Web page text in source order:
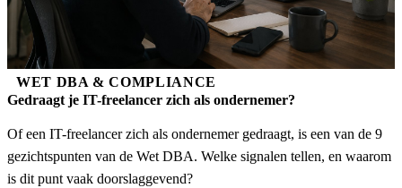
WET DBA & COMPLIANCE
Gedraagt je IT-freelancer zich als ondernemer?
Of een IT-freelancer zich als ondernemer gedraagt, is een van de 9
gezichtspunten van de Wet DBA. Welke signalen tellen, en waarom
is dit punt vaak doorslaggevend?